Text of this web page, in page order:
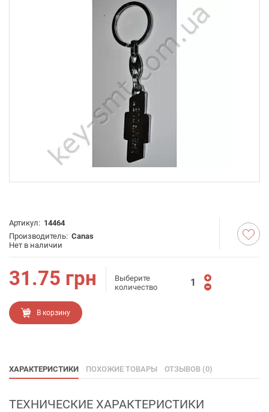
Артикул: 14464
Производитель: Canas
Нет в наличии
31.75 грн
Выберите
количество
В корзину
ХАРАКТЕРИСТИКИ ПОХОЖИЕ ТОВАРЫ ОТЗЫВОВ (0)
ТЕХНИЧЕСКИЕ ХАРАКТЕРИСТИКИ